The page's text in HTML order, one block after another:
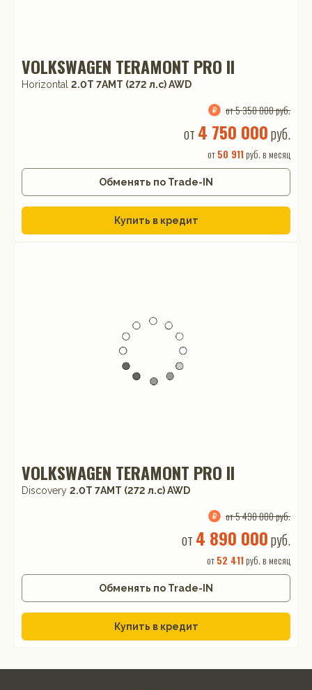
VOLKSWAGEN TERAMONT PRO II
Horizontal 2.0T 7AMT (272 л.с) AWD
от 5 350 000 руб.
от 4 750 000руб.
от50 911 руб. в месяц
Обменять по Trade-IN
Купить в кредит
VOLKSWAGEN TERAMONT PRO II
Discovery 2.0T 7AMT (272 л.с) AWD
от 5 490 000 руб.
от 4 890 000руб.
от52 411 руб. в месяц
Обменять по Trade-IN
Купить в кредит